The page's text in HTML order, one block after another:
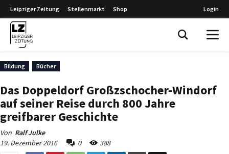
Leipziger Zeitung Stellenmarkt Shop Login
Bildung Bücher
Das Doppeldorf Großzschocher-Windorf
auf seiner Reise durch 800 Jahre
greifbarer Geschichte
Von Ralf Julke
19. Dezember 2016
0 388